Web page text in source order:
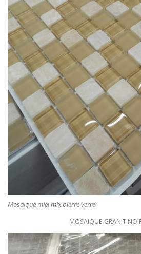
Mosaique miel mix pierre verre
MOSAIQUE GRANIT